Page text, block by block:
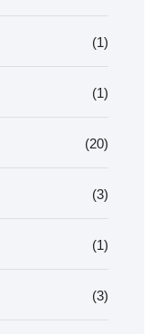
(1)
(1)
(20)
(3)
(1)
(3)